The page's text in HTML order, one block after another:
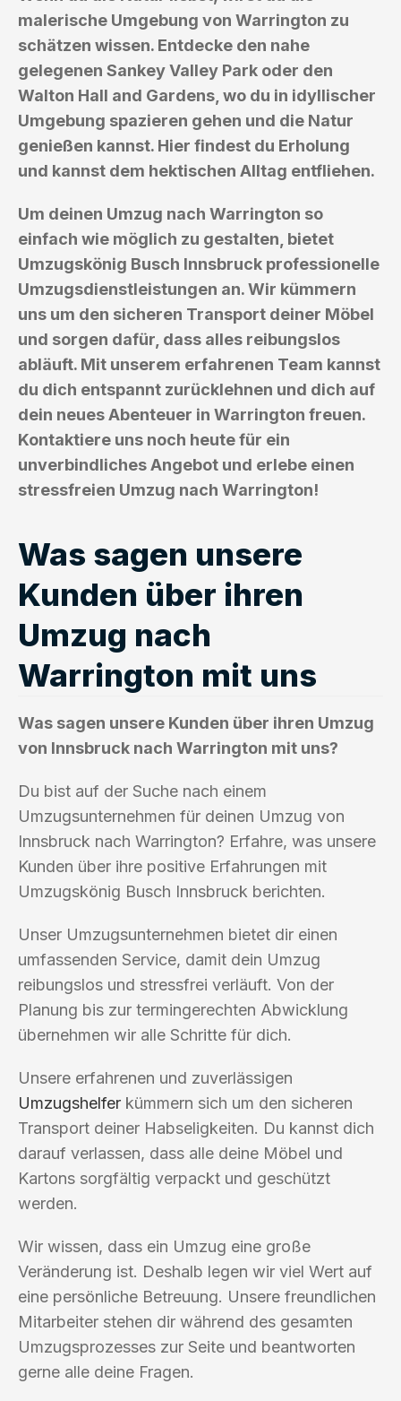
malerische Umgebung von Warrington zu
schätzen wissen. Entdecke den nahe
gelegenen Sankey Valley Park oder den
Walton Hall and Gardens, wo du in idyllischer
Umgebung spazieren gehen und die Natur
genießen kannst. Hier findest du Erholung
und kannst dem hektischen Alltag entfliehen.
Um deinen Umzug nach Warrington so
einfach wie möglich zu gestalten, bietet
Umzugskönig Busch Innsbruck professionelle
Umzugsdienstleistungen an. Wir kümmern
uns um den sicheren Transport deiner Möbel
und sorgen dafür, dass alles reibungslos
abläuft. Mit unserem erfahrenen Team kannst
du dich entspannt zurücklehnen und dich auf
dein neues Abenteuer in Warrington freuen.
Kontaktiere uns noch heute für ein
unverbindliches Angebot und erlebe einen
stressfreien Umzug nach Warrington!
Was sagen unsere
Kunden über ihren
Umzug nach
Warrington mit uns
Was sagen unsere Kunden über ihren Umzug
von Innsbruck nach Warrington mit uns?
Du bist auf der Suche nach einem
Umzugsunternehmen für deinen Umzug von
Innsbruck nach Warrington? Erfahre, was unsere
Kunden über ihre positive Erfahrungen mit
Umzugskönig Busch Innsbruck berichten.
Unser Umzugsunternehmen bietet dir einen
umfassenden Service, damit dein Umzug
reibungslos und stressfrei verläuft. Von der
Planung bis zur termingerechten Abwicklung
übernehmen wir alle Schritte für dich.
Unsere erfahrenen und zuverlässigen
Umzugshelfer kümmern sich um den sicheren
Transport deiner Habseligkeiten. Du kannst dich
darauf verlassen, dass alle deine Möbel und
Kartons sorgfältig verpackt und geschützt
werden.
Wir wissen, dass ein Umzug eine große
Veränderung ist. Deshalb legen wir viel Wert auf
eine persönliche Betreuung. Unsere freundlichen
Mitarbeiter stehen dir während des gesamten
Umzugsprozesses zur Seite und beantworten
gerne alle deine Fragen.